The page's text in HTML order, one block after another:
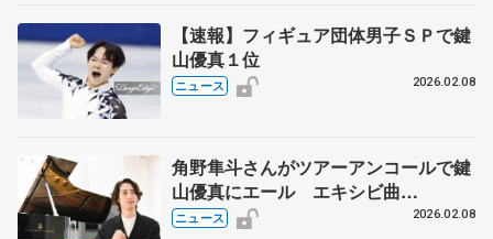
【速報】フィギュア団体男子ＳＰで鍵
山優真１位
ニュース 2026.02.08
角野隼斗さんがツアーアンコールで鍵
山優真にエール エキシビ曲
「frostline」を演奏、団体SP出場で
ニュース 2026.02.08